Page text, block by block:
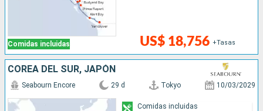
Comidas incluidas US$ 18,756 +Tasas
COREA DEL SUR, JAPÓN
Seabourn Encore 29 d Tokyo 10/03/2029
Comidas incluidas